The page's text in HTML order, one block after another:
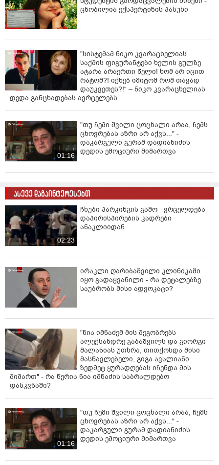
ცნობილია ექსპერტიზის პასუხი
"სისტემამ ნიკო კვარაცხელიას
საქმის ფიგურანტები ხელის გულზე
ატარა არაერთი წელი! ხომ არ იცით
რატომ?! იქნებ იმიტომ რომ თავად
დაუკვეთეს?!“ – ნიკო კვარაცხელიას
დედა განცხადებას ავრცელებს
01:16
"თუ ჩემი შვილი ცოცხალი არაა, ჩემს
ცხოვრებას აზრი არ აქვს..." -
დაკარგული გურამ დადიანიძის
დედის ემოციური მიმართვა
ასევე დაგაინტერესებთ
02:23
ჩხუბი პარკინგის გამო - ვრცელდება
დაპირისპირების კადრები
ანაკლიიდან
ირაკლი ღარიბაშვილი კლინიკაში
იყო გადაყვანილი - რა დეტალებზე
საუბრობს მისი ადვოკატი?
"ნია იმნაძემ მის მეგობრებს
ალექსანდრე გაბაშვილს და გიორგი
მალანიას უთხრა, თითქოსდა მისი
მასწავლებელი, გიგა ავალიანი
ზედმეტ ყურადღებას იჩენდა მის
მიმართ" - რა წერია ნია იმნაძის საბრალდებო
დასკვნაში?
01:16
"თუ ჩემი შვილი ცოცხალი არაა, ჩემს
ცხოვრებას აზრი არ აქვს..." -
დაკარგული გურამ დადიანიძის
დედის ემოციური მიმართვა